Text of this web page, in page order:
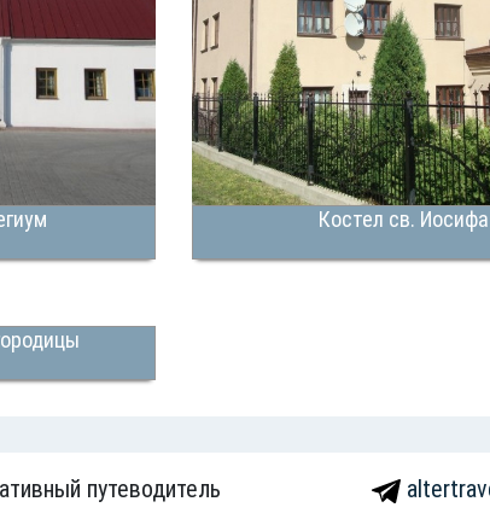
Костел св. Иосифа
путеводитель